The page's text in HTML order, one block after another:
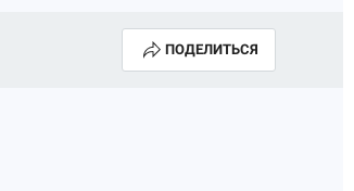
ПОДЕЛИТЬСЯ